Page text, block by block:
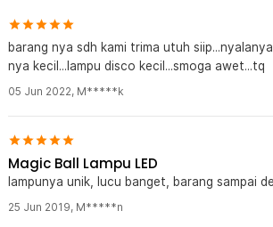
barang nya sdh kami trima utuh
nya kecil...lampu disco kecil...smoga awet...tq
05 Jun 2022, M*****k
Magic Ball Lampu LED
lampunya unik, lucu banget, barang sampai
25 Jun 2019, M*****n